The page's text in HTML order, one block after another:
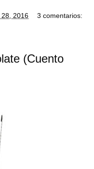
2016 3 comentarios:
(Cuento